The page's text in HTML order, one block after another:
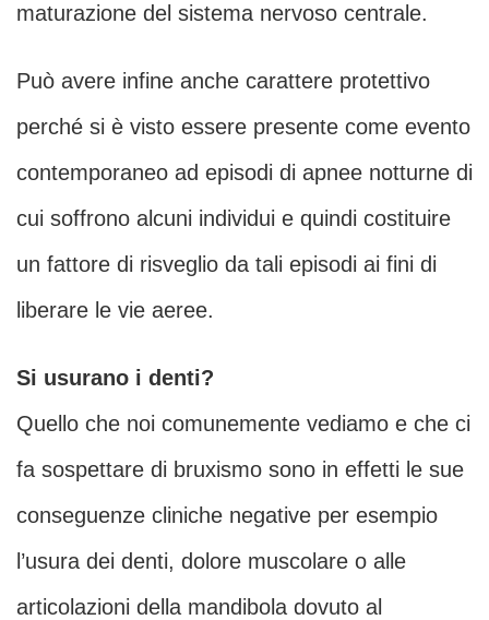
maturazione del sistema nervoso centrale.
Può avere infine anche carattere protettivo
perché si è visto essere presente come evento
contemporaneo ad episodi di apnee notturne di
cui soffrono alcuni individui e quindi costituire
un fattore di risveglio da tali episodi ai fini di
liberare le vie aeree.
Si usurano i denti?
Quello che noi comunemente vediamo e che ci
fa sospettare di bruxismo sono in effetti le sue
conseguenze cliniche negative per esempio
l’usura dei denti, dolore muscolare o alle
articolazioni della mandibola dovuto al